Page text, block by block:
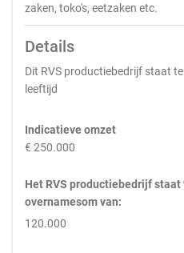
zaken, toko's, eetzaken etc.
Details
Dit RVS productiebedrijf staat
leeftijd
Indicatieve omzet
€ 250.000
Het RVS productiebedrijf
overnamesom van:
120.000